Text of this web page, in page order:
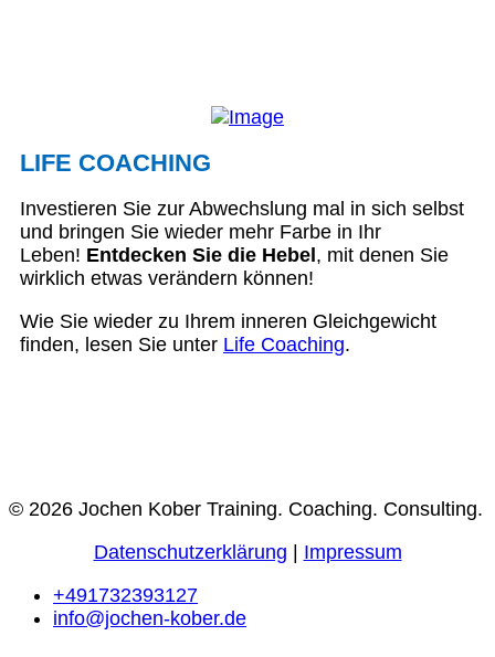
LIFE COACHING
Investieren Sie zur Abwechslung mal in sich selbst
und bringen Sie wieder mehr Farbe in Ihr
Leben! Entdecken Sie die Hebel , mit denen Sie
wirklich etwas verändern können!
Wie Sie wieder zu Ihrem inneren Gleichgewicht
finden, lesen Sie unter Life Coaching.
© 2026 Jochen Kober Training. Coaching. Consulting.
Datenschutzerklärung
Impressum
+491732393127
info@jochen-kober.de